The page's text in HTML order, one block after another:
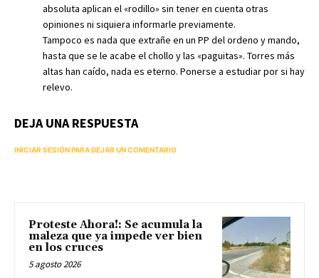
absoluta aplican el «rodillo» sin tener en cuenta otras
opiniones ni siquiera informarle previamente.
Tampoco es nada que extrañe en un PP del ordeno y mando,
hasta que se le acabe el chollo y las «paguitas». Torres más
altas han caído, nada es eterno. Ponerse a estudiar por si hay
relevo.
DEJA UNA RESPUESTA
INICIAR SESIÓN PARA DEJAR UN COMENTARIO
Proteste Ahora!: Se acumula la
maleza que ya impede ver bien
en los cruces
5 agosto 2026